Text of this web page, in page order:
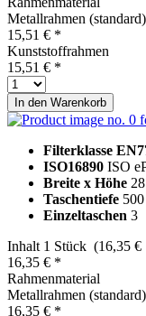
Metallrahmen (standard)
15,51 € *
Kunststoffrahmen
15,51 € *
In den Warenkorb
Filterklasse
ISO16890 ISO
Breite x Höhe
Taschentiefe
Einzeltaschen 3
Inhalt 1 Stück (16,35
16,35 € *
Rahmenmaterial
Metallrahmen (standard)
16,35 € *